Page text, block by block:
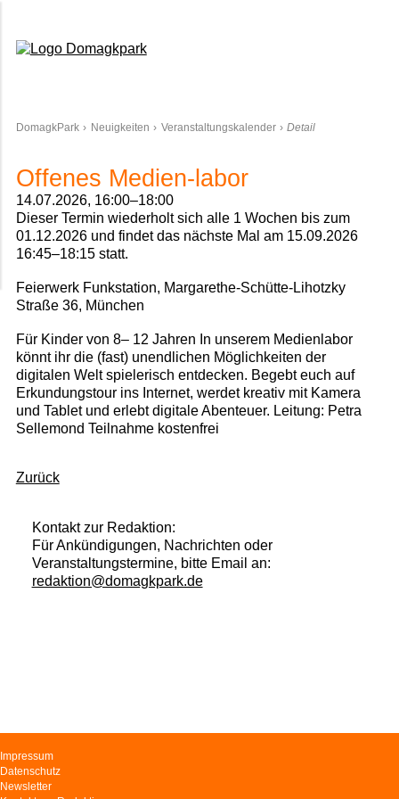
DomagkPark Neuigkeiten Veranstaltungskalender Detail
Offenes Medien-labor
14.07.2026, 16:00–18:00
Dieser Termin wiederholt sich alle 1 Wochen bis zum
01.12.2026 und findet das nächste Mal am 15.09.2026
16:45–18:15statt.
Feierwerk Funkstation, Margarethe-Schütte-Lihotzky
Straße 36, München
Für Kinder von 8– 12 Jahren In unserem Medienlabor
könnt ihr die (fast) unendlichen Möglichkeiten der
digitalen Welt spielerisch entdecken. Begebt euch auf
Erkundungstour ins Internet, werdet kreativ mit Kamera
und Tablet und erlebt digitale Abenteuer. Leitung: Petra
Sellemond Teilnahme kostenfrei
Zurück
Kontakt zur Redaktion:
Für Ankündigungen, Nachrichten oder
Veranstaltungstermine, bitte Email an:
redaktion@domagkpark.de
Navigation
überspringen
Impressum
Datenschutz
Newsletter